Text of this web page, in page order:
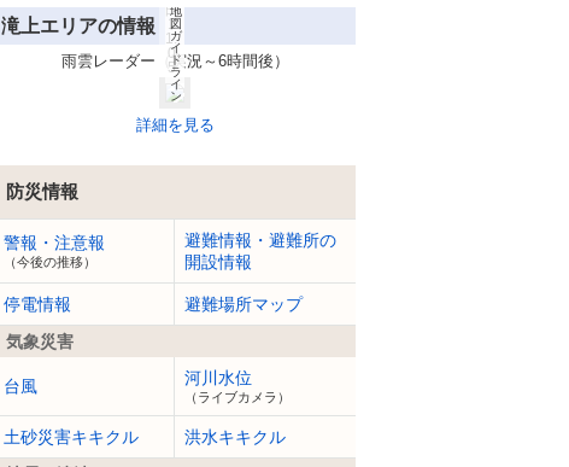
滝上エリアの情報
雨雲レーダー（実況～6時間後）
日
1
1:
0
5
地
図
ガ
イ
ド
ラ
イ
ン
詳細を見る
防災情報
警報・注意報
（今後の推移）
避難情報・避難所の
開設情報
停電情報
避難場所マップ
気象災害
台風 河川水位
（ライブカメラ）
土砂災害キキクル
洪水キキクル